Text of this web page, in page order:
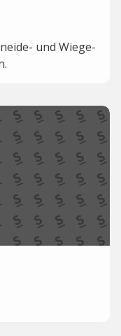
und Wiege-